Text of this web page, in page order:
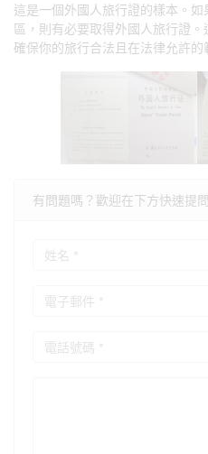
這是一個外國人旅行證的樣本。
區，則有必要取得外國人旅行證
確保你的旅行合法且在法律允許的
有問題嗎？歡迎在下方快速提問